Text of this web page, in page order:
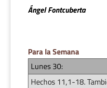
Ángel Fontcuberta
Para la Semana
Lunes 30:
Hechos 11,1-18.